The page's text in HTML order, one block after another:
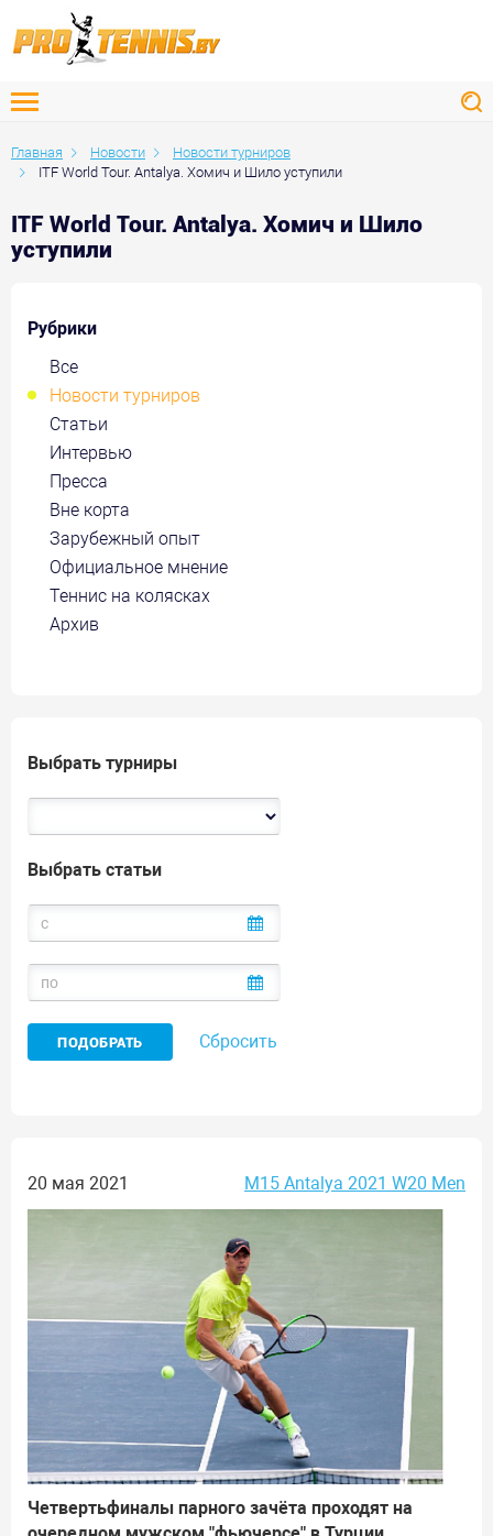
Главная Новости
Новости турниров
ITF World Tour. Antalya. Хомич и Шило уступили
ITF World Tour. Antalya. Хомич и Шило
уступили
Рубрики
Все
Новости турниров
Статьи
Интервью
Пресса
Вне корта
Зарубежный опыт
Официальное мнение
Теннис на колясках
Архив
Выбрать турниры
Выбрать статьи
Сбросить
20 мая 2021 M15 Antalya 2021 W20 Men
Четвертьфиналы парного зачёта проходят на